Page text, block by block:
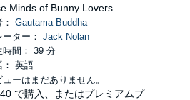
Minds of Bunny Lovers
Gautama Buddha
ーター： Jack Nolan
時間： 39 分
： 英語
ューはまだありません。
で購入、またはプレミアムプ